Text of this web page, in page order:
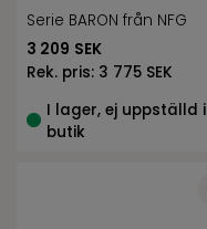
Serie BARON från NFG
3 209 SEK
Rek. pris: 3 775 SEK
I lager, ej uppställd i
butik